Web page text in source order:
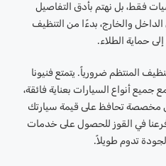
فقط، بل نهتم بأدق التفاصيل
والخارج، بدءًا من التنظيف
حماية الطلاء.
المنتظم ضرورياً. يتمتع فنيونا
جميع أنواع السيارات بعناية فائقة،
مخصصة تحافظ على قيمة سيارتك
في القوز للحصول على خدمات
تدوم طويلاً.